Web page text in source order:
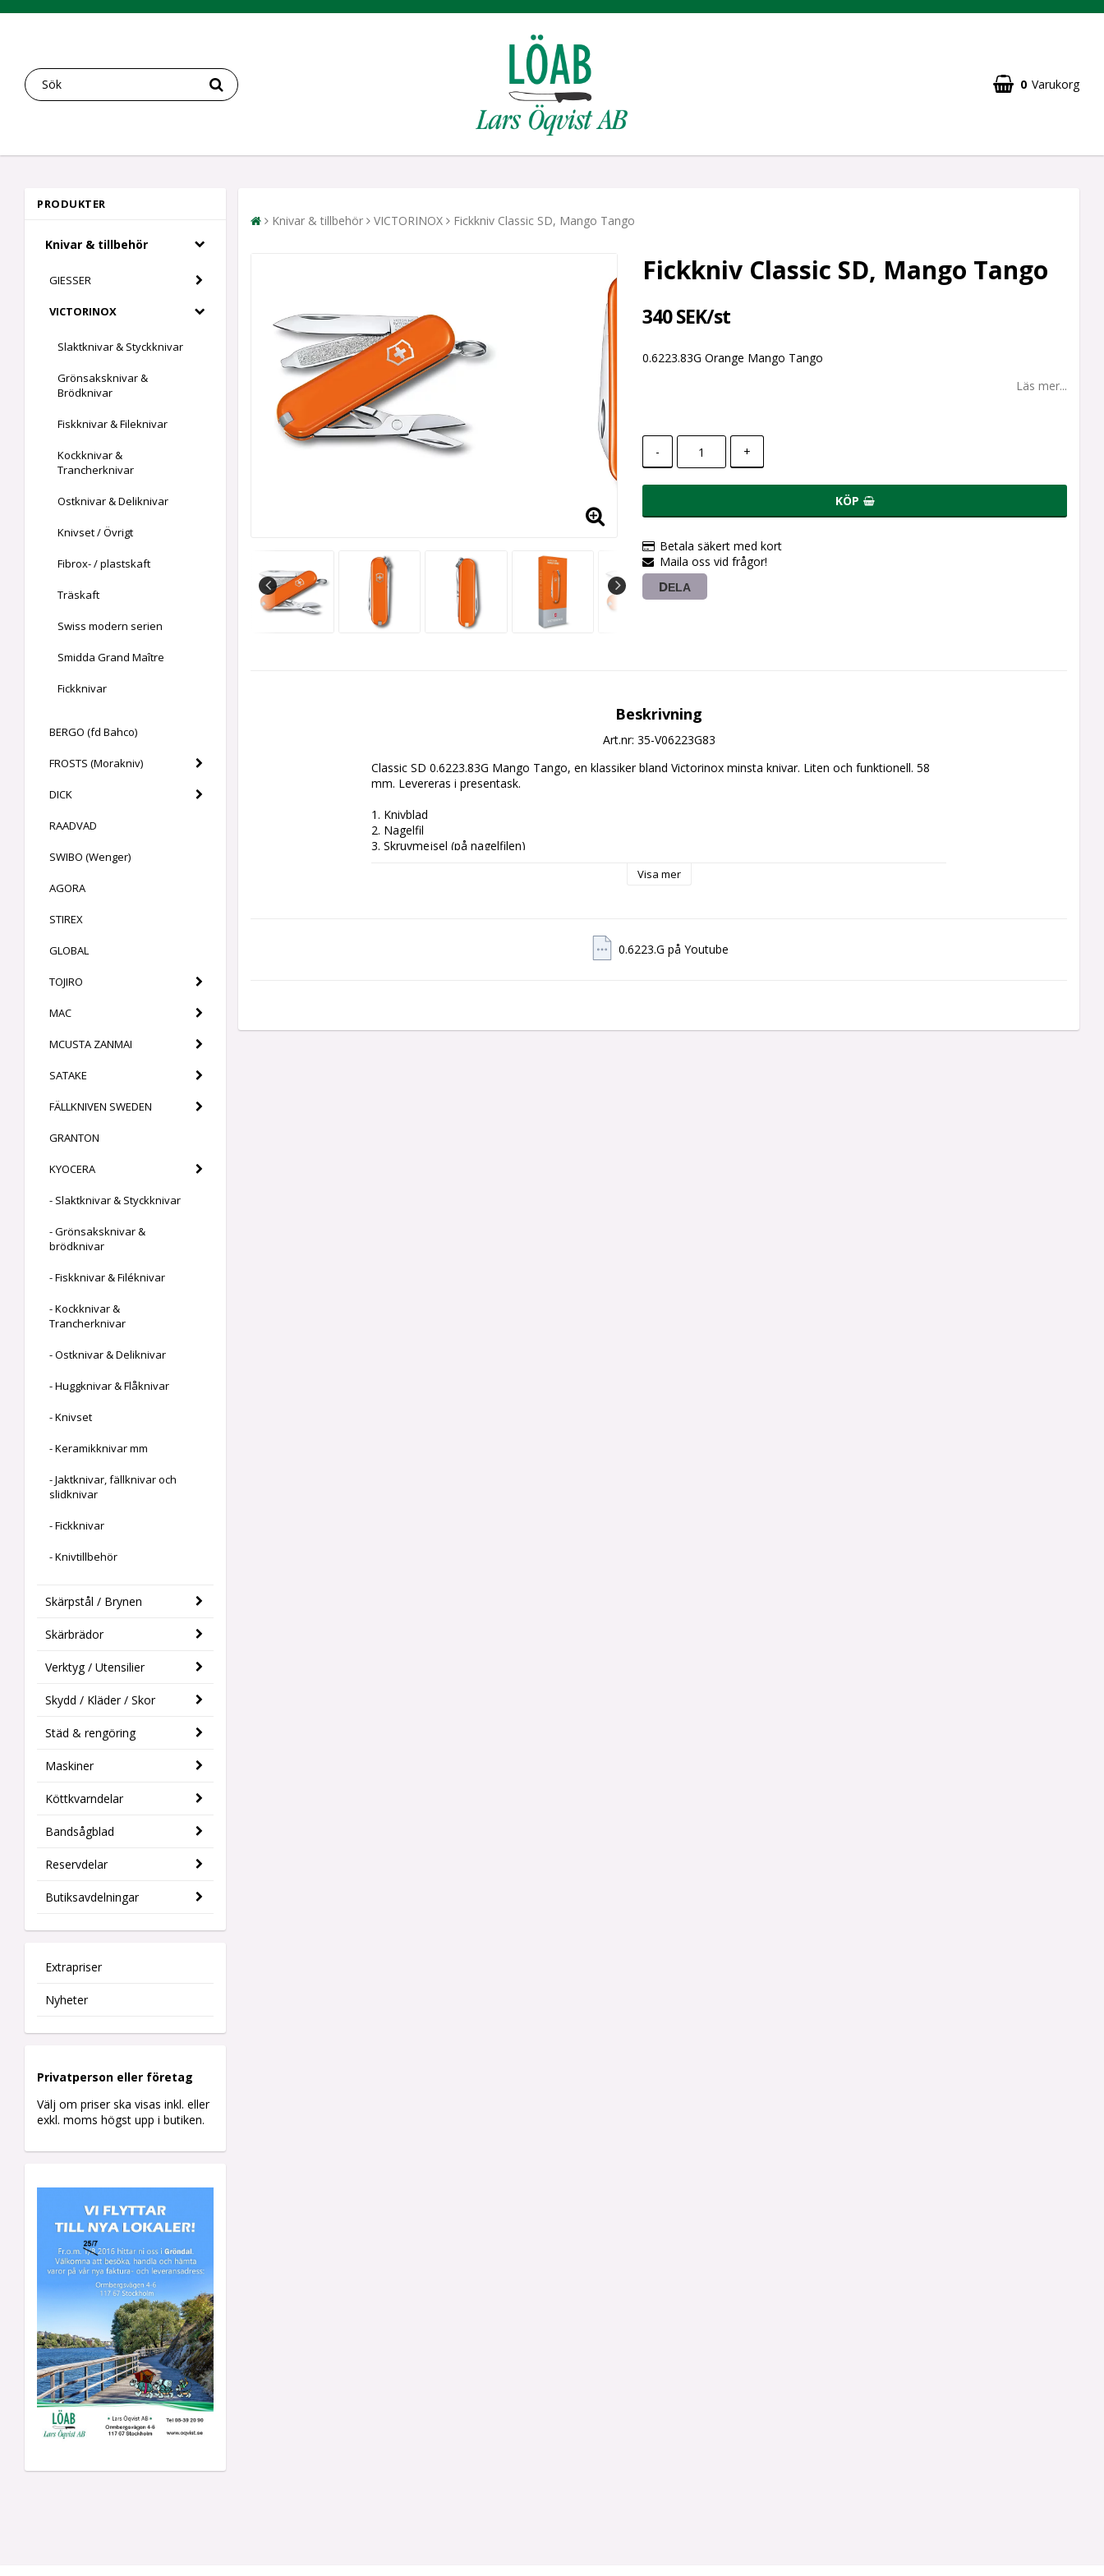
0 Varukorg
PRODUKTER
Knivar & tillbehör
GIESSER
VICTORINOX
Slaktknivar & Styckknivar
Grönsaksknivar &
Brödknivar
Fiskknivar & Fileknivar
Kockknivar &
Trancherknivar
Ostknivar & Deliknivar
Knivset / Övrigt
Fibrox- / plastskaft
Träskaft
Swiss modern serien
Smidda Grand Maître
Fickknivar
BERGO (fd Bahco)
FROSTS (Morakniv)
DICK
RAADVAD
SWIBO (Wenger)
AGORA
STIREX
GLOBAL
TOJIRO
MAC
MCUSTA ZANMAI
SATAKE
FÄLLKNIVEN SWEDEN
GRANTON
KYOCERA
- Slaktknivar & Styckknivar
- Grönsaksknivar &
brödknivar
- Fiskknivar & Filéknivar
- Kockknivar &
Trancherknivar
- Ostknivar & Deliknivar
- Huggknivar & Flåknivar
- Knivset
- Keramikknivar mm
- Jaktknivar, fällknivar och
slidknivar
- Fickknivar
- Knivtillbehör
Skärpstål / Brynen
Skärbrädor
Verktyg / Utensilier
Skydd / Kläder / Skor
Städ & rengöring
Maskiner
Köttkvarndelar
Bandsågblad
Reservdelar
Butiksavdelningar
Extrapriser
Nyheter
Privatperson eller företag
Välj om priser ska visas inkl. eller
exkl. moms högst upp i butiken.
Knivar & tillbehör VICTORINOX Fickkniv Classic SD, Mango Tango
Fickkniv Classic SD, Mango Tango
340 SEK/st
0.6223.83G Orange Mango Tango
Läs mer...
- +
KÖP
Betala säkert med kort
Maila oss vid frågor!
DELA
Beskrivning
Art.nr: 35-V06223G83
Classic SD 0.6223.83G Mango Tango, en klassiker bland Victorinox minsta knivar. Liten och funktionell. 58
mm. Levereras i presentask.
1. Knivblad
2. Nagelfil
3. Skruvmejsel (på nagelfilen)
Visa mer
0.6223.G på Youtube